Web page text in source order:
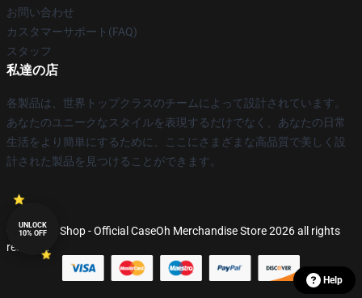
お問い合わせ
カスタマーサポート(FAQ)
スタッフ
私達の店
各製品は、世界トップクラスのチームによって設計されています。
あなたのユニークなスタイルを表現するだけでなく、あなたの日常
生活をより簡単にするために、ここにさまざまな高品質で美しく設
計された製品を見つけることができます。
© CaseOh Shop - Official CaseOh Merchandise Store 2026 all rights
reserved
Help
UNLOCK
10% OFF